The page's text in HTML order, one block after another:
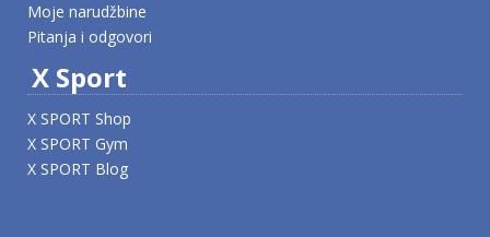
Moje narudžbine
Pitanja i odgovori
X Sport
X SPORT Shop
X SPORT Gym
X SPORT Blog